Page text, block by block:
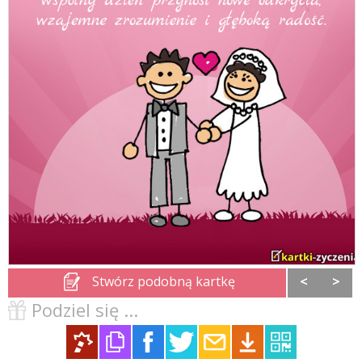
Stwórz podobną kartkę < >
Podziel się ...